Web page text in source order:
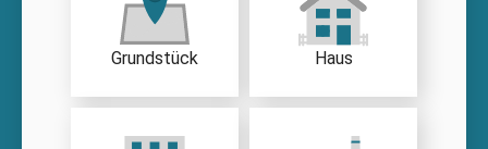
Grundstück Haus